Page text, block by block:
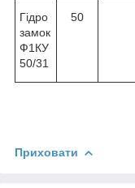
Гідро
замок
Ф1КУ
50/31
50
Приховати